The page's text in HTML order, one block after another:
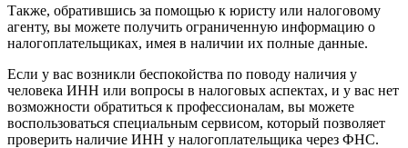
Также, обратившись за помощью к юристу или налоговому
агенту, вы можете получить ограниченную информацию о
налогоплательщиках, имея в наличии их полные данные.
Если у вас возникли беспокойства по поводу наличия у
человека ИНН или вопросы в налоговых аспектах, и у вас нет
возможности обратиться к профессионалам, вы можете
воспользоваться специальным сервисом, который позволяет
проверить наличие ИНН у налогоплательщика через ФНС.